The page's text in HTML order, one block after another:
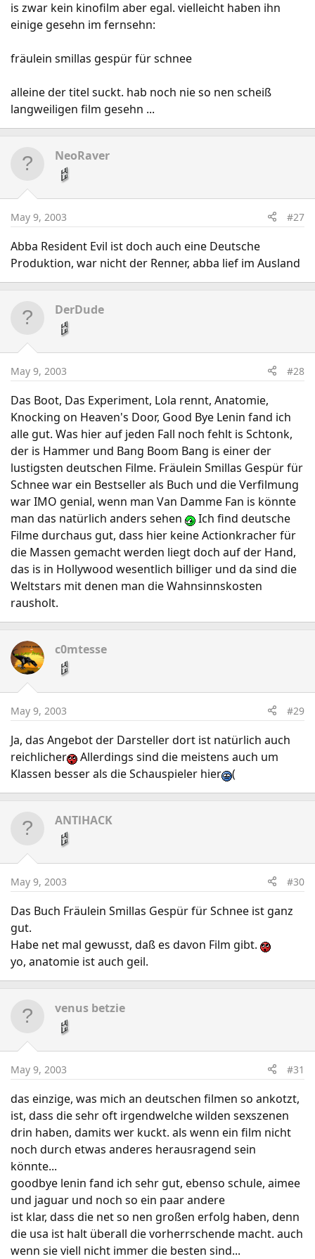
is zwar kein kinofilm aber egal. vielleicht haben ihn
einige gesehn im fernsehn:
fräulein smillas gespür für schnee
alleine der titel suckt. hab noch nie so nen scheiß
langweiligen film gesehn ...
NeoRaver
May 9, 2003 #27
Abba Resident Evil ist doch auch eine Deutsche
Produktion, war nicht der Renner, abba lief im Ausland
DerDude
May 9, 2003 #28
Das Boot, Das Experiment, Lola rennt, Anatomie,
Knocking on Heaven's Door, Good Bye Lenin fand ich
alle gut. Was hier auf jeden Fall noch fehlt is Schtonk,
der is Hammer und Bang Boom Bang is einer der
lustigsten deutschen Filme. Fräulein Smillas Gespür für
Schnee war ein Bestseller als Buch und die Verfilmung
war IMO genial, wenn man Van Damme Fan is könnte
man das natürlich anders sehen
Ich find deutsche
Filme durchaus gut, dass hier keine Actionkracher für
die Massen gemacht werden liegt doch auf der Hand,
das is in Hollywood wesentlich billiger und da sind die
Weltstars mit denen man die Wahnsinnskosten
rausholt.
c0mtesse
May 9, 2003 #29
Ja, das Angebot der Darsteller dort ist natürlich auch
reichlicher
Allerdings sind die meistens auch um
Klassen besser als die Schauspieler hier
(
ANTlHACK
May 9, 2003 #30
Das Buch Fräulein Smillas Gespür für Schnee ist ganz
gut.
Habe net mal gewusst, daß es davon Film gibt.
yo, anatomie ist auch geil.
venus betzie
May 9, 2003 #31
das einzige, was mich an deutschen filmen so ankotzt,
ist, dass die sehr oft irgendwelche wilden sexszenen
drin haben, damits wer kuckt. als wenn ein film nicht
noch durch etwas anderes herausragend sein
könnte...
goodbye lenin fand ich sehr gut, ebenso schule, aimee
und jaguar und noch so ein paar andere
ist klar, dass die net so nen großen erfolg haben, denn
die usa ist halt überall die vorherrschende macht. auch
wenn sie viell nicht immer die besten sind...